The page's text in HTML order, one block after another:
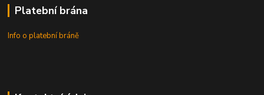
Platební brána
Info o platební bráně